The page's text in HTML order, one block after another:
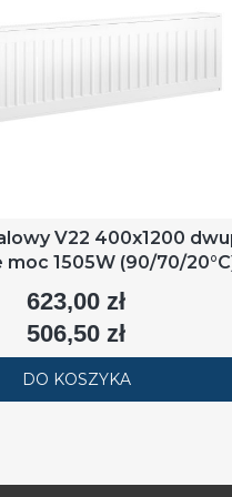
V22 400x1200
1505W (90/70/
Cena
623,00 zł
Cena
506,50 zł
DO KOSZYKA